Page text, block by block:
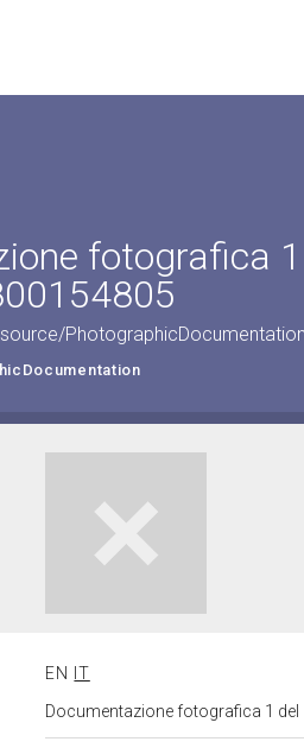
fotografica
EN
IT
Documentazione fotografica 1